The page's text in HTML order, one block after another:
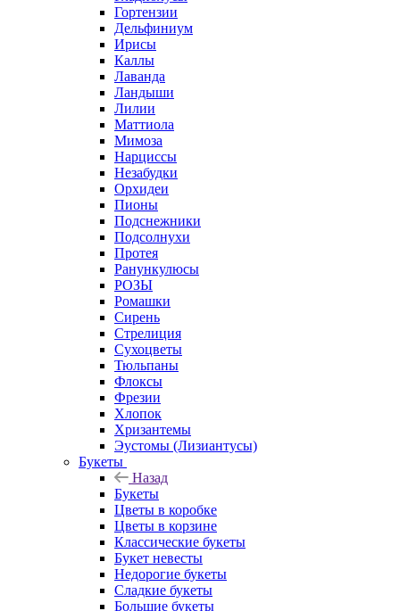
Гортензии
Дельфиниум
Ирисы
Каллы
Лаванда
Ландыши
Лилии
Маттиола
Мимоза
Нарциссы
Незабудки
Орхидеи
Пионы
Подснежники
Подсолнухи
Протея
Ранункулюсы
РОЗЫ
Ромашки
Сирень
Стрелиция
Сухоцветы
Тюльпаны
Флоксы
Фрезии
Хлопок
Хризантемы
Эустомы (Лизиантусы)
Букеты
Назад
Букеты
Цветы в коробке
Цветы в корзине
Классические букеты
Букет невесты
Недорогие букеты
Сладкие букеты
Большие букеты